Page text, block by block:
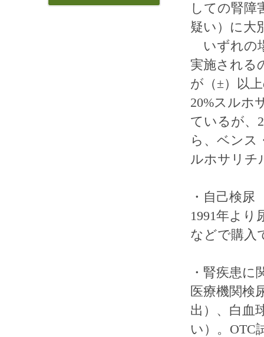
しての腎障
疑い）に大
いずれの
実施される
が（±）以
20%スルホ
ているが、
ら、ベンス
ルホサリチ
・自己検尿
1991年より
などで購入
・腎疾患に
医療機関検
出）、白血
い）。OTC